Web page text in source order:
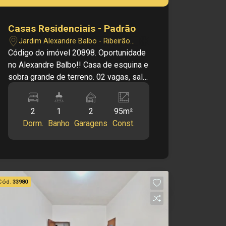
Casas Residenciais - Padrão
Jardim Alexandre Balbo - Ribeirão
Preto/SP
Código do imóvel 20898. Oportunidade
no Alexandre Balbo!! Casa de esquina e
sobra grande de terreno. 02 vagas, sala
e amplo terreno para esquina com
avenida. Grande potencial para
comercio. Estuda proposta. WhatsApp
24 Hrs 16 99963 7700 Área Terreno:
50.31 m² Área Complementar: 45.82 m²
2
Dorm.
1
Banho
2
Garagens
95m²
Const.
33980